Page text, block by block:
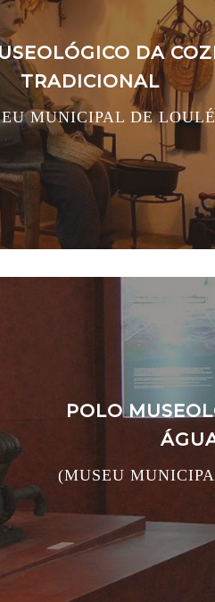
DA
TRADICIONAL
MUNICIPAL DE
POLO
(MUSEU